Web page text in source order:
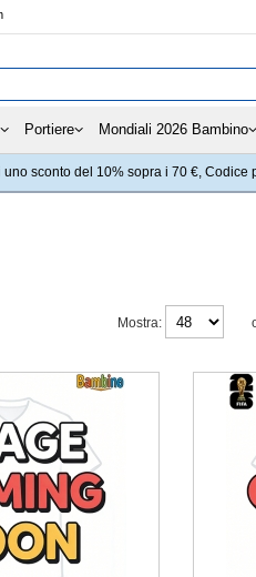
Portiere Mondiali 2026 Bambino
uno sconto del 10% sopra i 70 €, Codice
Mostra: